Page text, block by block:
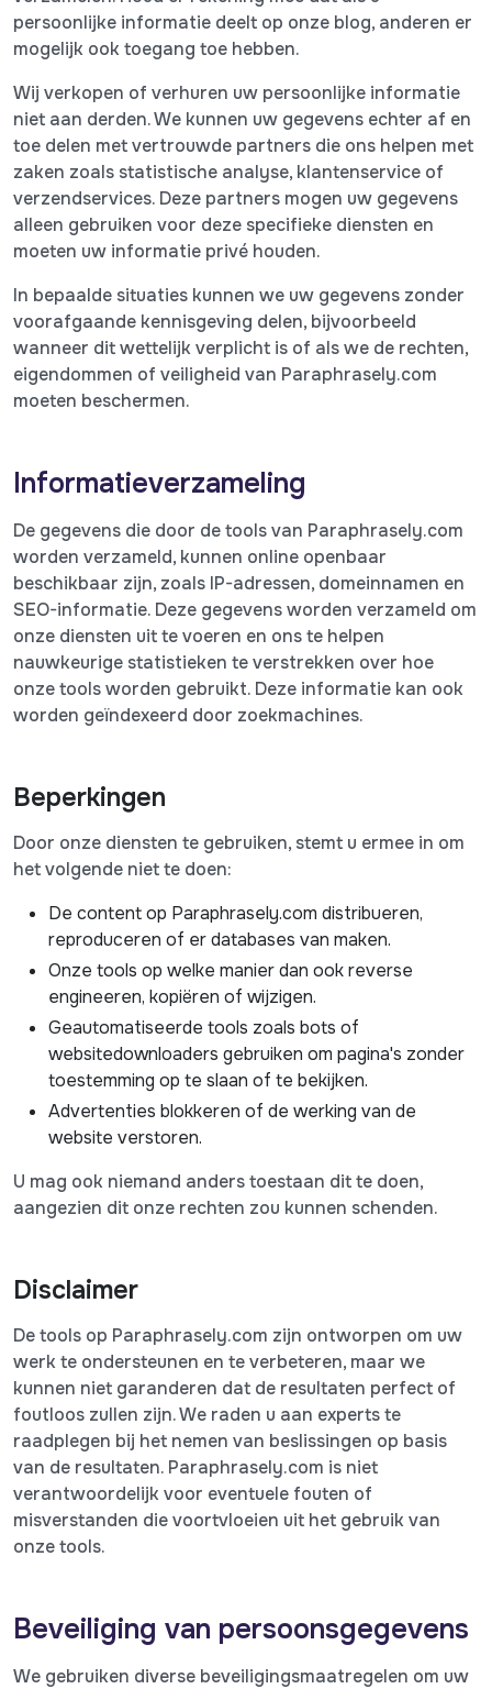
persoonlijke informatie deelt op onze blog, anderen er
mogelijk ook toegang toe hebben.
Wij verkopen of verhuren uw persoonlijke informatie
niet aan derden. We kunnen uw gegevens echter af en
toe delen met vertrouwde partners die ons helpen met
zaken zoals statistische analyse, klantenservice of
verzendservices. Deze partners mogen uw gegevens
alleen gebruiken voor deze specifieke diensten en
moeten uw informatie privé houden.
In bepaalde situaties kunnen we uw gegevens zonder
voorafgaande kennisgeving delen, bijvoorbeeld
wanneer dit wettelijk verplicht is of als we de rechten,
eigendommen of veiligheid van Paraphrasely.com
moeten beschermen.
Informatieverzameling
De gegevens die door de tools van Paraphrasely.com
worden verzameld, kunnen online openbaar
beschikbaar zijn, zoals IP-adressen, domeinnamen en
SEO-informatie. Deze gegevens worden verzameld om
onze diensten uit te voeren en ons te helpen
nauwkeurige statistieken te verstrekken over hoe
onze tools worden gebruikt. Deze informatie kan ook
worden geïndexeerd door zoekmachines.
Beperkingen
Door onze diensten te gebruiken, stemt u ermee in om
het volgende niet te doen:
De content op Paraphrasely.com distribueren,
reproduceren of er databases van maken.
Onze tools op welke manier dan ook reverse
engineeren, kopiëren of wijzigen.
Geautomatiseerde tools zoals bots of
websitedownloaders gebruiken om pagina's zonder
toestemming op te slaan of te bekijken.
Advertenties blokkeren of de werking van de
website verstoren.
U mag ook niemand anders toestaan dit te doen,
aangezien dit onze rechten zou kunnen schenden.
Disclaimer
De tools op Paraphrasely.com zijn ontworpen om uw
werk te ondersteunen en te verbeteren, maar we
kunnen niet garanderen dat de resultaten perfect of
foutloos zullen zijn. We raden u aan experts te
raadplegen bij het nemen van beslissingen op basis
van de resultaten. Paraphrasely.com is niet
verantwoordelijk voor eventuele fouten of
misverstanden die voortvloeien uit het gebruik van
onze tools.
Beveiliging van persoonsgegevens
We gebruiken diverse beveiligingsmaatregelen om uw